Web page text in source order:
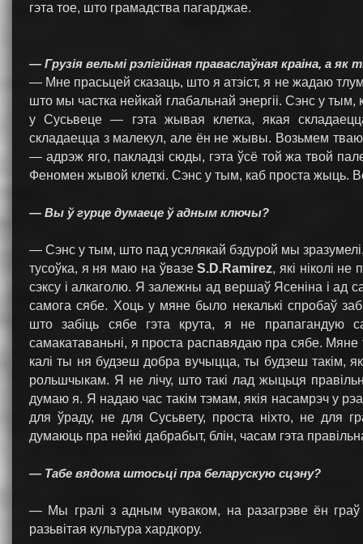
гэта тое, што грамадства пагарджае.
— Грузія вельмі рэлігійная праваслаўная краіна, а як
— Мне прасьцей сказаць, што я атэіст, я не жадаю
што мы частка нейкай глабальнай энергіі. Сэнс у
у Сусьвеце — гэта жывая клетка, якая
складаецца з малекул, але ён не жывы. Возьмем
— адрэж яго, пакладзі сюды, гэта ўсё той жа твой
Феномен жывой клеткі. Сэнс у тым, каб проста жыць.
— Вы ў гурце думаеце ў адным ключы?
— Сэнс у тым, што пад усялякай бздурой мы
тусоўка, я ня маю на ўвазеS.D.Ramirez, які ніколі
сэксу і алкаголю. Я залежны ад вершаў Ясеніна і
самога сябе. Хоць у мяне было некалькі спробаў
што забіць сябе гэта крута, я не прапагандую
самакатаваньні, я проста распавядаю пра сябе. Мяне
калі ты ня будзеш добра вучыцца, ты будзеш такім,
рольшчыкам. Я не лічу, што такі лад жыцьця
думаю я. Я надаю час такім тэмам, якія насамрэч у
для ўраду, не для Сусьвету, проста ніхто, не для
думаюць пра нейкі дабрабыт, блін, часам гэта
— Табе вядома штосьці пра беларускую сцэну?
— Мы гралі з адным чуваком, на разагрэве ён
разьвітая культура хардкору.